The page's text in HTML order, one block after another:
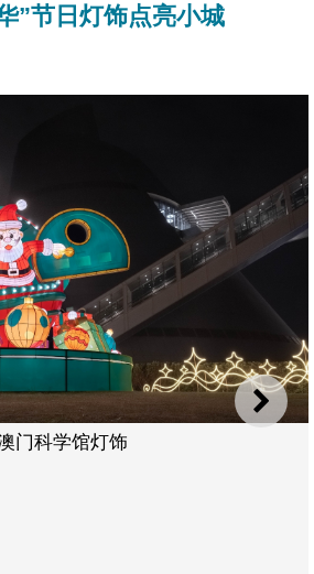
”节日灯饰点亮小城
下一
门科学馆灯饰